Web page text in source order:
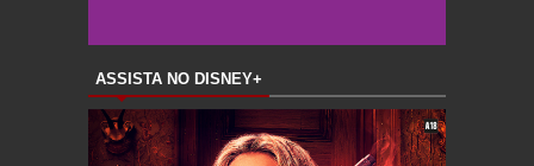
ASSISTA NO DISNEY+